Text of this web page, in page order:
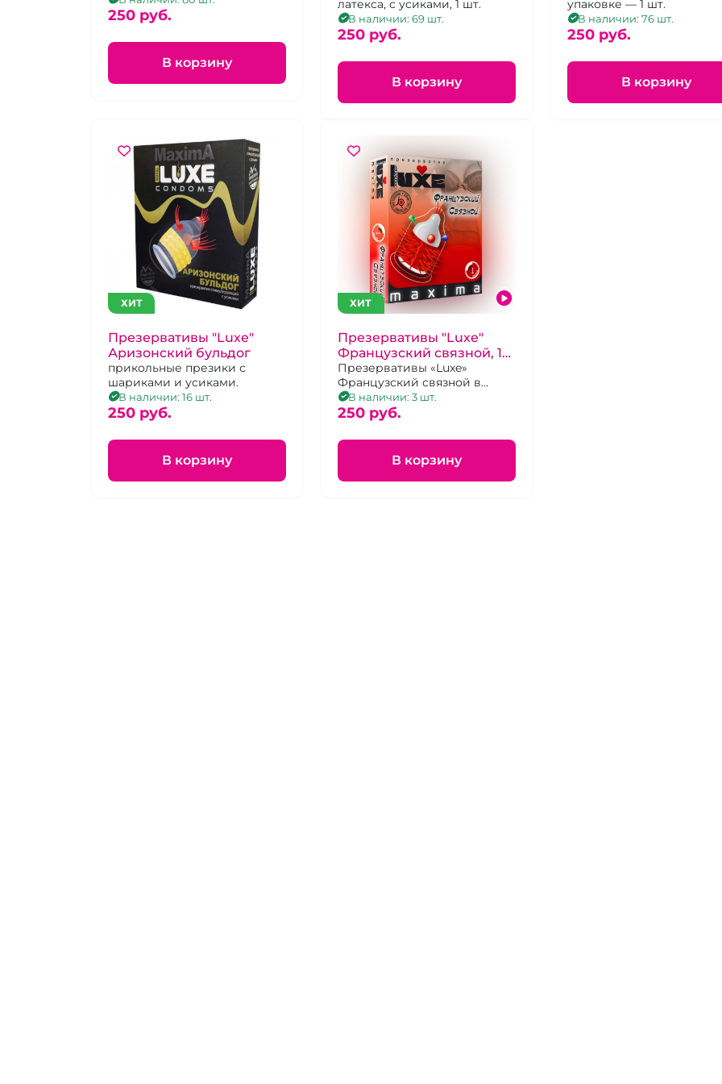
250 pуб.
В корзину
латекса, с усиками, 1 шт.
В наличии: 69 шт.
250 pуб.
В корзину
упаковке — 1 шт.
В наличии: 76 шт.
250 pуб.
В корзину
ХИТ
Презервативы "Luxe"
Аризонский бульдог
прикольные презики с
шариками и усиками.
В наличии: 16 шт.
250 pуб.
В корзину
ХИТ
Презервативы "Luxe"
Французский связной, 1
шт
Презервативы «Luxe»
Французский связной в
упаковке 1 шт.
В наличии: 3 шт.
250 pуб.
В корзину